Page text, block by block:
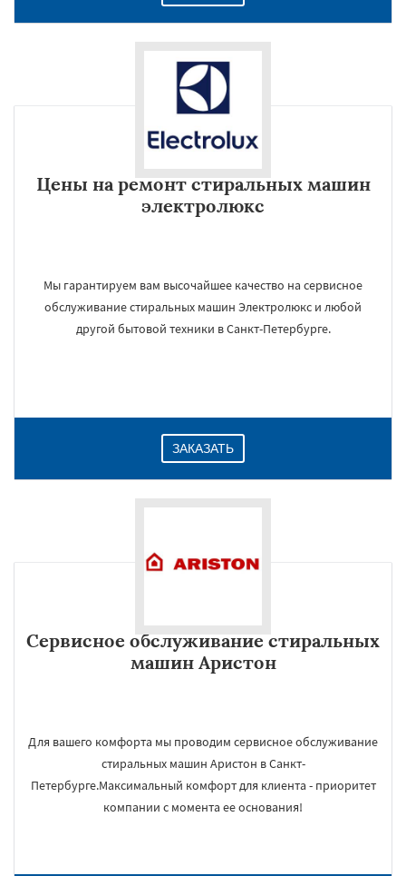
Цены на ремонт стиральных машин
электролюкс
Мы гарантируем вам высочайшее качество на сервисное
обслуживание стиральных машин Электролюкс и любой
другой бытовой техники в Санкт-Петербурге.
ЗАКАЗАТЬ
Сервисное обслуживание стиральных
машин Аристон
Для вашего комфорта мы проводим сервисное обслуживание
стиральных машин Аристон в Санкт-
Петербурге.Максимальный комфорт для клиента - приоритет
компании с момента ее основания!